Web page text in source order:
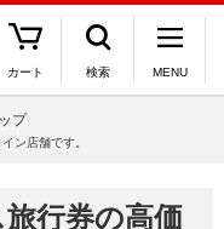
カート 検索 MENU
プ
ン店舗です。
行券の高価